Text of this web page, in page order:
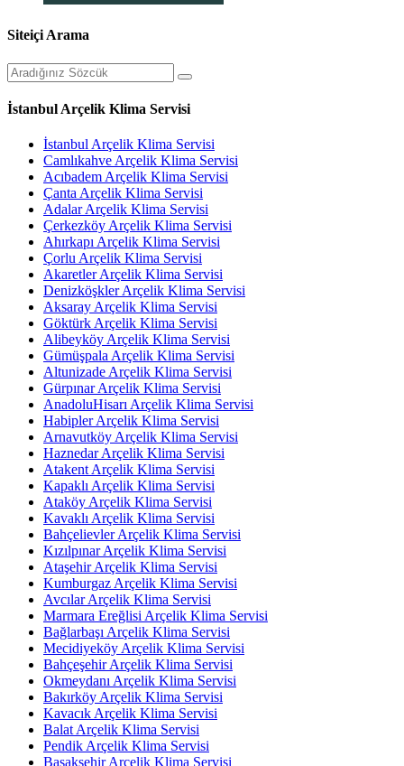
Siteiçi Arama
İstanbul Arçelik Klima Servisi
İstanbul Arçelik Klima Servisi
Camlıkahve Arçelik Klima Servisi
Acıbadem Arçelik Klima Servisi
Çanta Arçelik Klima Servisi
Adalar Arçelik Klima Servisi
Çerkezköy Arçelik Klima Servisi
Ahırkapı Arçelik Klima Servisi
Çorlu Arçelik Klima Servisi
Akaretler Arçelik Klima Servisi
Denizköşkler Arçelik Klima Servisi
Aksaray Arçelik Klima Servisi
Göktürk Arçelik Klima Servisi
Alibeyköy Arçelik Klima Servisi
Gümüşpala Arçelik Klima Servisi
Altunizade Arçelik Klima Servisi
Gürpınar Arçelik Klima Servisi
AnadoluHisarı Arçelik Klima Servisi
Habipler Arçelik Klima Servisi
Arnavutköy Arçelik Klima Servisi
Haznedar Arçelik Klima Servisi
Atakent Arçelik Klima Servisi
Kapaklı Arçelik Klima Servisi
Ataköy Arçelik Klima Servisi
Kavaklı Arçelik Klima Servisi
Bahçelievler Arçelik Klima Servisi
Kızılpınar Arçelik Klima Servisi
Ataşehir Arçelik Klima Servisi
Kumburgaz Arçelik Klima Servisi
Avcılar Arçelik Klima Servisi
Marmara Ereğlisi Arçelik Klima Servisi
Bağlarbaşı Arçelik Klima Servisi
Mecidiyeköy Arçelik Klima Servisi
Bahçeşehir Arçelik Klima Servisi
Okmeydanı Arçelik Klima Servisi
Bakırköy Arçelik Klima Servisi
Kavacık Arçelik Klima Servisi
Balat Arçelik Klima Servisi
Pendik Arçelik Klima Servisi
Başakşehir Arçelik Klima Servisi